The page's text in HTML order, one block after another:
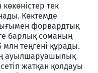
тек
Көктемде
форвардтық
барлық соманың
теңгені құрады.
ауылшаруашылық
жатқан қолдауы